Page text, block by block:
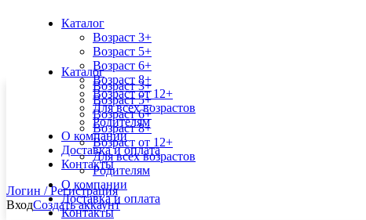
Каталог
Возраст 3+
Возраст 5+
Возраст 6+
Возраст 8+
Возраст от 12+
Для всех возрастов
Родителям
О компании
Доставка и оплата
Контакты
Логин / Регистрация
ВходСоздать аккаунт
Каталог
Возраст 3+
Возраст 5+
Возраст 6+
Возраст 8+
Возраст от 12+
Для всех возрастов
Родителям
О компании
Доставка и оплата
Контакты